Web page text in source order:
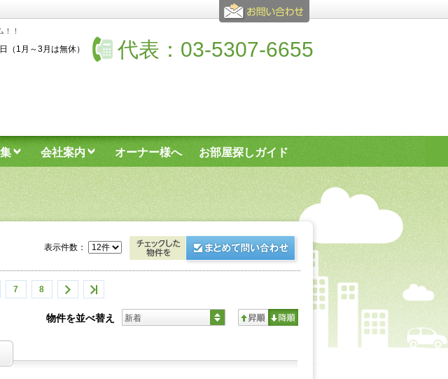
！
代表：03-5307-6655
（1月～3月は無休）
会社案内 オーナー様へ お部屋探しガイド
7 8
表示件数：
物件を並べ替え 新着